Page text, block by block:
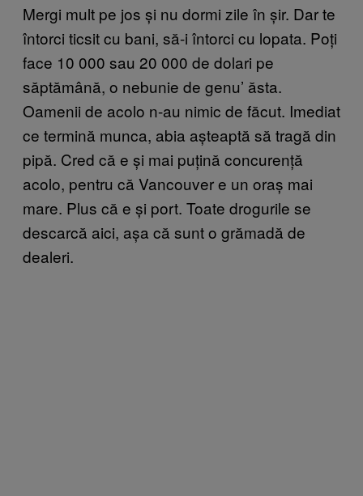
Mergi mult pe jos și nu dormi zile în șir. Dar te
întorci ticsit cu bani, să-i întorci cu lopata. Poți
face 10 000 sau 20 000 de dolari pe
săptămână, o nebunie de genu’ ăsta.
Oamenii de acolo n-au nimic de făcut. Imediat
ce termină munca, abia așteaptă să tragă din
pipă. Cred că e și mai puțină concurență
acolo, pentru că Vancouver e un oraș mai
mare. Plus că e și port. Toate drogurile se
descarcă aici, așa că sunt o grămadă de
dealeri.